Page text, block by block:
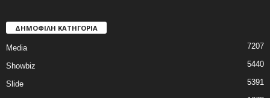
ΔΗΜΟΦΙΛΗ ΚΑΤΗΓΟΡΙΑ
Media 7207
Showbiz 5440
Slide 5391